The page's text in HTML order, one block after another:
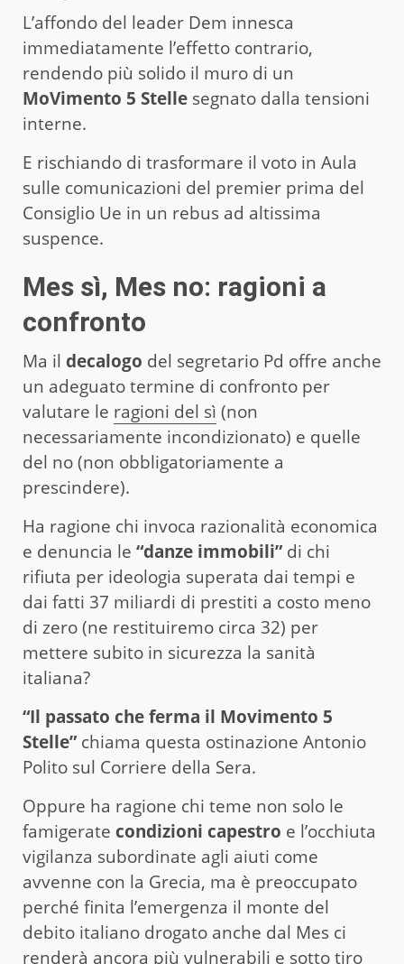
L’affondo del leader Dem innesca
immediatamente l’effetto contrario,
rendendo più solido il muro di un
MoVimento 5 Stelle segnato dalla tensioni
interne.
E rischiando di trasformare il voto in Aula
sulle comunicazioni del premier prima del
Consiglio Ue in un rebus ad altissima
suspence.
Mes sì, Mes no: ragioni a
confronto
Ma il decalogo del segretario Pd offre anche
un adeguato termine di confronto per
valutare le ragioni del sì (non
necessariamente incondizionato) e quelle
del no (non obbligatoriamente a
prescindere).
Ha ragione chi invoca razionalità economica
e denuncia le “danze immobili” di chi
rifiuta per ideologia superata dai tempi e
dai fatti 37 miliardi di prestiti a costo meno
di zero (ne restituiremo circa 32) per
mettere subito in sicurezza la sanità
italiana?
“Il passato che ferma il Movimento 5
Stelle” chiama questa ostinazione Antonio
Polito sul Corriere della Sera.
Oppure ha ragione chi teme non solo le
famigerate condizioni capestro e l’occhiuta
vigilanza subordinate agli aiuti come
avvenne con la Grecia, ma è preoccupato
perché finita l’emergenza il monte del
debito italiano drogato anche dal Mes ci
renderà ancora più vulnerabili e sotto tiro